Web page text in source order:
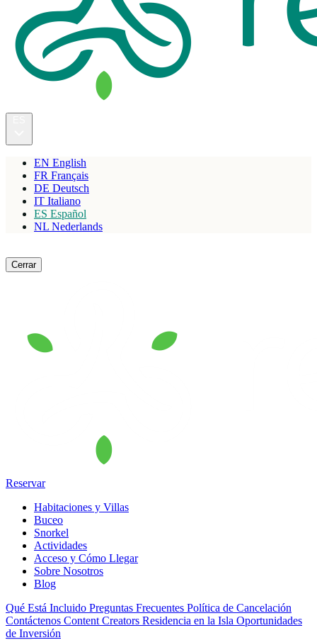
EN English
FR Français
DE Deutsch
IT Italiano
ES Español
NL Nederlands
Cerrar
Reservar
Habitaciones y Villas
Buceo
Snorkel
Actividades
Acceso y Cómo Llegar
Sobre Nosotros
Blog
Qué Está Incluido Preguntas Frecuentes Política de Cancelación
Contáctenos Content Creators Residencia en la Isla Oportunidades
de Inversión